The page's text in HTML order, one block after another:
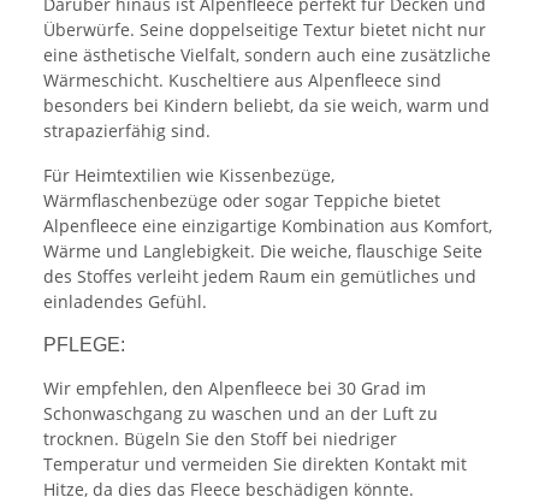
Überwürfe. Seine doppelseitige Textur bietet nicht nur
eine ästhetische Vielfalt, sondern auch eine zusätzliche
Wärmeschicht. Kuscheltiere aus Alpenfleece sind
besonders bei Kindern beliebt, da sie weich, warm und
strapazierfähig sind.
Für Heimtextilien wie Kissenbezüge,
Wärmflaschenbezüge oder sogar Teppiche bietet
Alpenfleece eine einzigartige Kombination aus Komfort,
Wärme und Langlebigkeit. Die weiche, flauschige Seite
des Stoffes verleiht jedem Raum ein gemütliches und
einladendes Gefühl.
PFLEGE:
Wir empfehlen, den Alpenfleece bei 30 Grad im
Schonwaschgang zu waschen und an der Luft zu
trocknen. Bügeln Sie den Stoff bei niedriger
Temperatur und vermeiden Sie direkten Kontakt mit
Hitze, da dies das Fleece beschädigen könnte.